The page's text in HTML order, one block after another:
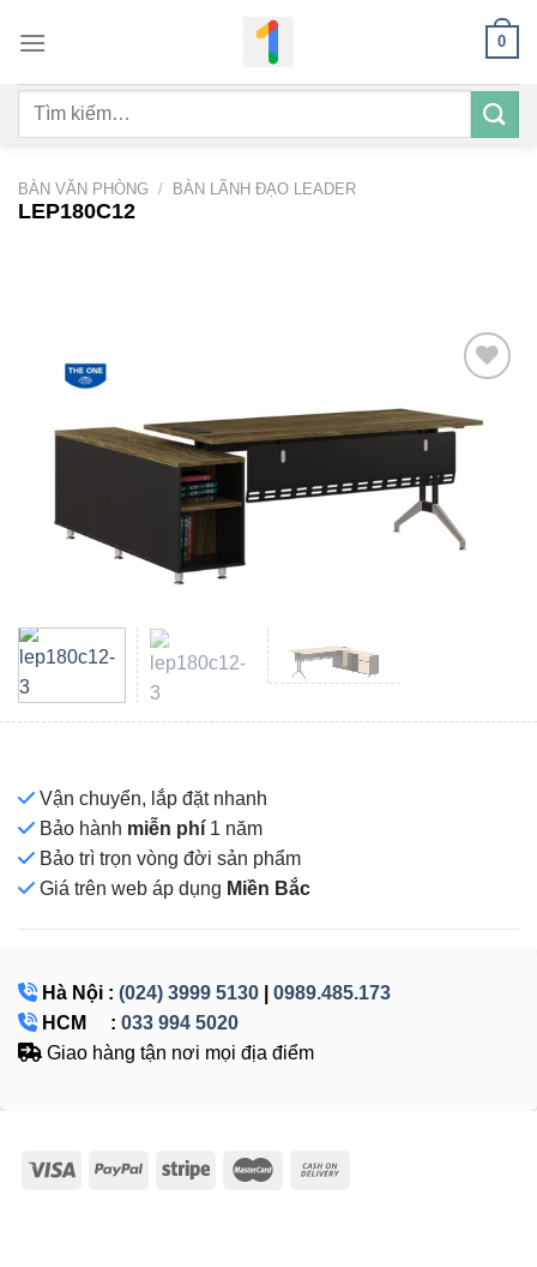
qua
dung
0
Tìm
BÀN VĂN PHÒNG / BÀN LÃNH ĐẠO LEADER
LEP180C12
Vận chuyển, lắp đặt nhanh
Bảo hành miễn phí 1 năm
Bảo trì trọn vòng đời sản phẩm
Giá trên web áp dụng Miền Bắc
Hà Nội : (024) 3999 5130
0989.485.173
HCM : 033 994 5020
Giao hàng tận nơi mọi địa điểm